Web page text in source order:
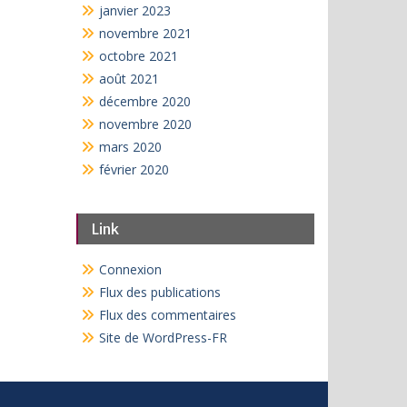
janvier 2023
novembre 2021
octobre 2021
août 2021
décembre 2020
novembre 2020
mars 2020
février 2020
Link
Connexion
Flux des publications
Flux des commentaires
Site de WordPress-FR